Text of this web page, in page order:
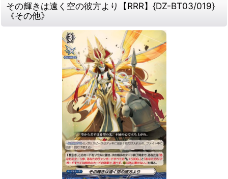
その輝きは遠く空の彼方より【RRR】{DZ-BT03/019}
《その他》